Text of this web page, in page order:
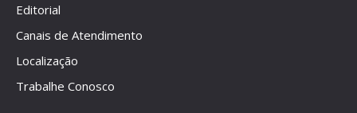
Editorial
Canais de Atendimento
Localização
Trabalhe Conosco